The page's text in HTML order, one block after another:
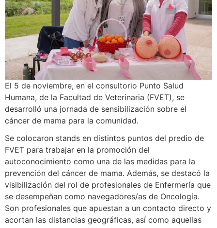
El 5 de noviembre, en el consultorio Punto Salud
Humana, de la Facultad de Veterinaria (FVET), se
desarrolló una jornada de sensibilización sobre el
cáncer de mama para la comunidad.
Se colocaron stands en distintos puntos del predio de
FVET para trabajar en la promoción del
autoconocimiento como una de las medidas para la
prevención del cáncer de mama. Además, se destacó la
visibilización del rol de profesionales de Enfermería que
se desempeñan como navegadores/as de Oncología.
Son profesionales que apuestan a un contacto directo y
acortan las distancias geográficas, así como aquellas